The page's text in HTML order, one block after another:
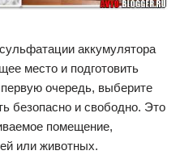
аккумулятора
место и подготовить
очередь, выберите
безопасно и свободно. Это
помещение,
или животных.